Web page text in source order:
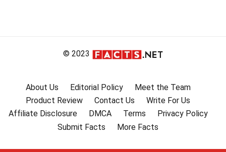
© 2023
About Us Editorial Policy
Meet the Team
Product Review
Contact Us
Write For Us
Affiliate Disclosure
DMCA Terms
Privacy Policy
Submit Facts
More Facts